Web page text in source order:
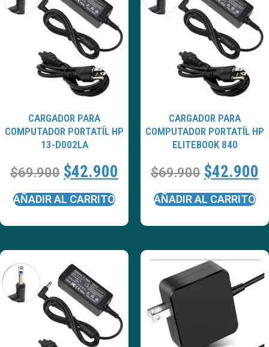
CARGADOR PARA
COMPUTADOR PORTATÍL HP
13-D002LA
$69.900 $42.900
AÑADIR AL CARRITO
CARGADOR PARA
COMPUTADOR PORTATÍL HP
ELITEBOOK 840
$69.900 $42.900
AÑADIR AL CARRITO